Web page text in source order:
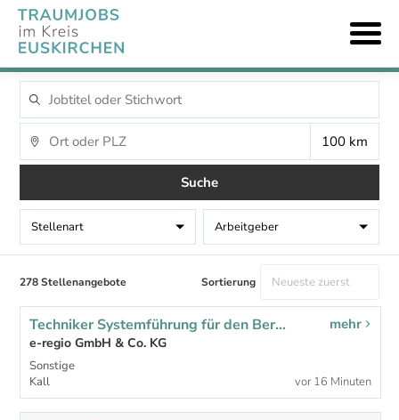
Suche
Stellenart Arbeitgeber
278 Stellenangebote Sortierung
Techniker Systemführung für den Bereich „Netzbetrieb Strom“ (m/w/d)
e-regio GmbH & Co. KG
Sonstige
Kall
mehr
vor 16 Minuten